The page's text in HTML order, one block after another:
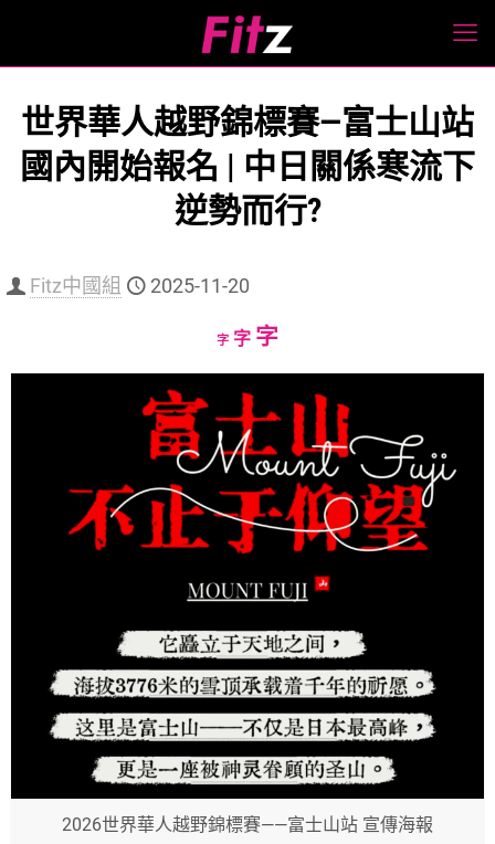
世界華人越野錦標賽—富士山站
國內開始報名 | 中日關係寒流下
逆勢而行?
Fitz中國組 2025-11-20
字Decrease
size.
字Reset
size.
字Increase
size.
2026世界華人越野錦標賽——富士山站 宣傳海報